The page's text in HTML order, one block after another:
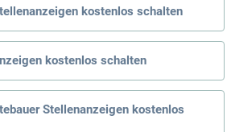
kostenlos schalten
kostenlos schalten
Stellenanzeigen kostenlos